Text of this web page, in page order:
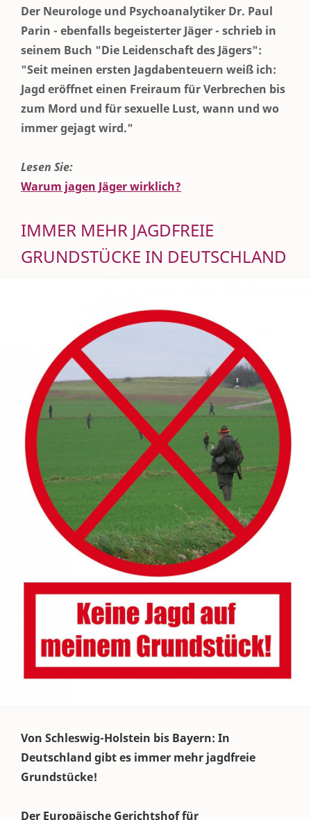
Der Neurologe und Psychoanalytiker Dr. Paul
Parin - ebenfalls begeisterter Jäger - schrieb in
seinem Buch "Die Leidenschaft des Jägers":
"Seit meinen ersten Jagdabenteuern weiß ich:
Jagd eröffnet einen Freiraum für Verbrechen bis
zum Mord und für sexuelle Lust, wann und wo
immer gejagt wird."
Lesen Sie:
Warum jagen Jäger wirklich?
IMMER MEHR JAGDFREIE
GRUNDSTÜCKE IN DEUTSCHLAND
Von Schleswig-Holstein bis Bayern: In
Deutschland gibt es immer mehr jagdfreie
Grundstücke!
Der Europäische Gerichtshof für